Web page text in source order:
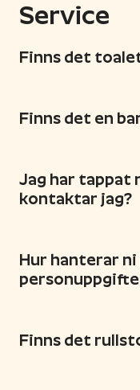
Service
Finns det
Finns det en
Jag har tappat
kontaktar jag?
Hur hanterar ni
Finns det